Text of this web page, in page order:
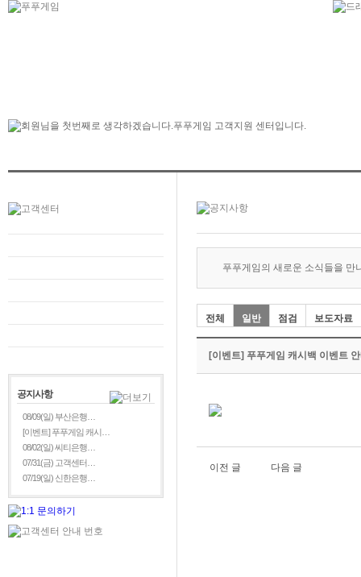
공지사항
08/09(일) 부산은행…
[이벤트] 푸푸게임 캐시…
08/02(일) 씨티은행…
07/31(금) 고객센터…
07/19(일) 신한은행…
푸푸게임의 새로운 소식들을 만
전체 일반 점검 보도자료
[이벤트] 푸푸게임 캐시백 이벤트
이전 글 다음 글